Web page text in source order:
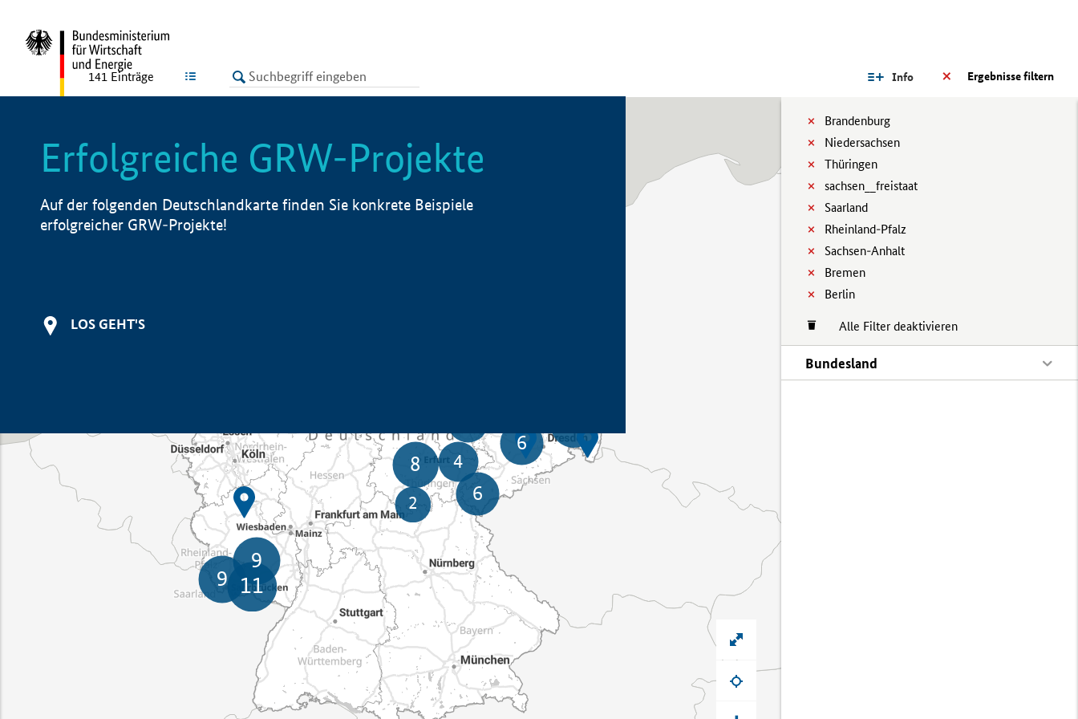
LISTE Ergebnisse filtern
Info
Brandenburg
Niedersachsen
Thüringen
sachsen__freistaat
Saarland
Rheinland-Pfalz
Sachsen-Anhalt
Bremen
Berlin
Alle Filter deaktivieren
Bundesland
141 Einträge
Erfolgreiche GRW-Projekte
Auf der folgenden Deutschlandkarte finden Sie konkrete Beispiele
erfolgreicher GRW-Projekte!
LOS GEHT'S